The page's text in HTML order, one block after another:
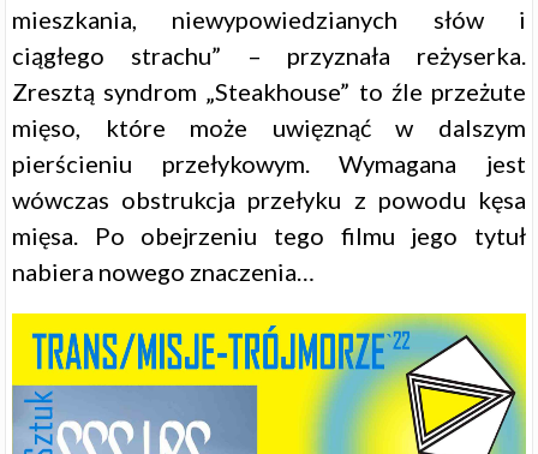
mieszkania, niewypowiedzianych słów i
ciągłego strachu” – przyznała reżyserka.
Zresztą syndrom „Steakhouse” to źle przeżute
mięso, które może uwięznąć w dalszym
pierścieniu przełykowym. Wymagana jest
wówczas obstrukcja przełyku z powodu kęsa
mięsa. Po obejrzeniu tego filmu jego tytuł
nabiera nowego znaczenia…